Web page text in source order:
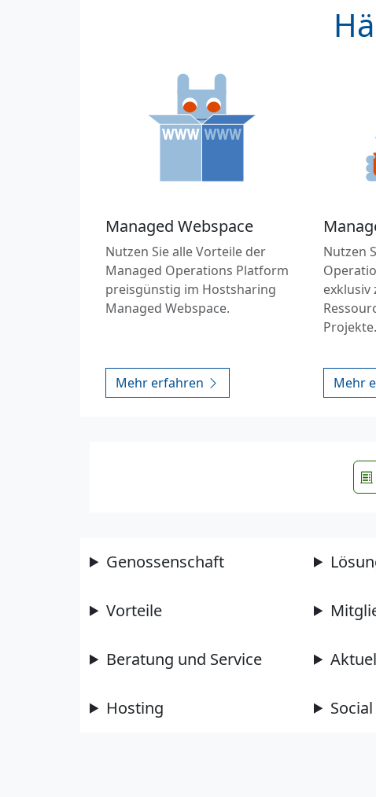
Managed Webspace
Nutzen Sie alle Vorteile der
Managed Operations Platform
preisgünstig im Hostsharing
Managed Webspace.
Mehr erfahren
Nutzen
exklusiv
Projekte.
Mehr
Genossenschaft
Vorteile
Beratung und Service
Hosting